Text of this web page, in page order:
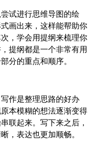
试进行思维导图的绘
画出来，这样能帮助你
，学会用提纲来梳理你
提纲都是一个非常有用
分的重点和顺序。
作是整理思路的好办
本模糊的想法逐渐变得
联起来。写下来之后，
，表达也更加顺畅。